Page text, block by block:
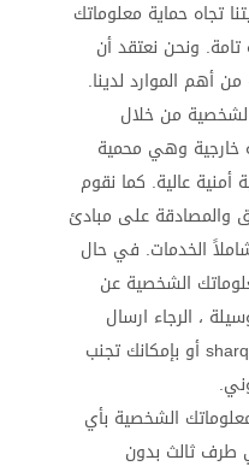
حماية معلوماتك
ونحن نعتقد أن
أهم الموارد لدينا.
من خلال
خارجية وهي محمية
عالية. كما نقوم
والمصادقة على مبادئ
الخدمات. في حال
الشخصية عن
، الرجاء ارسال
طلبك إلى sharqiaauae@gmail.com أو بإمكانك تجنب
الشخصية بأي
طرف ثالث بدون